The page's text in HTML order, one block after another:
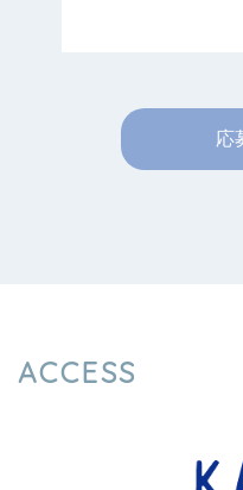
ACCESS